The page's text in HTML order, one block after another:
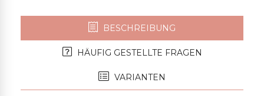
BESCHREIBUNG
HÄUFIG GESTELLTE FRAGEN
VARIANTEN